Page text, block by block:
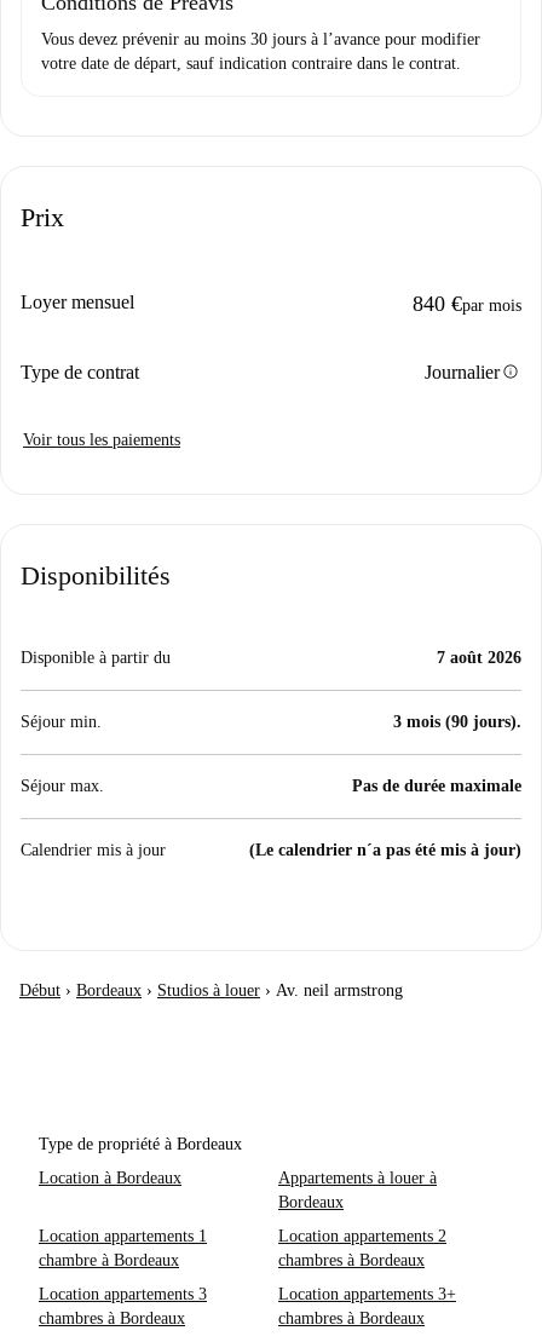
Vous devez prévenir au moins 30 jours à l’avance pour modifier
votre date de départ, sauf indication contraire dans le contrat.
Prix
Loyer mensuel 840 €par mois
Type de contrat Journalierinfo
Voir tous les paiements
Disponibilités
Disponible à partir du 7 août 2026
Séjour min. 3 mois (90 jours).
Séjour max. Pas de durée maximale
Calendrier mis à jour (Le calendrier n´a pas été mis à jour)
Début › Bordeaux › Studios à louer › Av. neil armstrong
Type de propriété à Bordeaux
Location à Bordeaux
Appartements à louer à
Bordeaux
Location appartements 1
chambre à Bordeaux
Location appartements 2
chambres à Bordeaux
Location appartements 3
chambres à Bordeaux
Location appartements 3+
chambres à Bordeaux